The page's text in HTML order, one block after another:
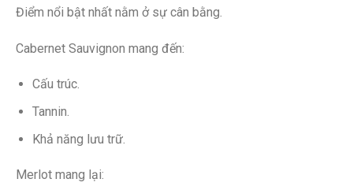
Điểm nổi bật nhất nằm ở sự cân bằng.
Cabernet Sauvignon mang đến:
Cấu trúc.
Tannin.
Khả năng lưu trữ.
Merlot mang lại: